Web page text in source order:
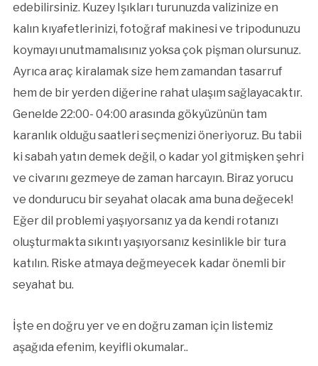
edebilirsiniz. Kuzey Işıkları turunuzda valizinize en
kalın kıyafetlerinizi, fotoğraf makinesi ve tripodunuzu
koymayı unutmamalısınız yoksa çok pişman olursunuz.
Ayrıca araç kiralamak size hem zamandan tasarruf
hem de bir yerden diğerine rahat ulaşım sağlayacaktır.
Genelde 22:00- 04:00 arasında gökyüzünün tam
karanlık olduğu saatleri seçmenizi öneriyoruz. Bu tabii
ki sabah yatın demek değil, o kadar yol gitmişken şehri
ve civarını gezmeye de zaman harcayın. Biraz yorucu
ve dondurucu bir seyahat olacak ama buna değecek!
Eğer dil problemi yaşıyorsanız ya da kendi rotanızı
oluşturmakta sıkıntı yaşıyorsanız kesinlikle bir tura
katılın. Riske atmaya değmeyecek kadar önemli bir
seyahat bu.
İşte en doğru yer ve en doğru zaman için listemiz
aşağıda efenim, keyifli okumalar..